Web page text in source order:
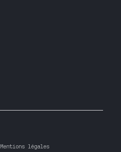
Mentions légales